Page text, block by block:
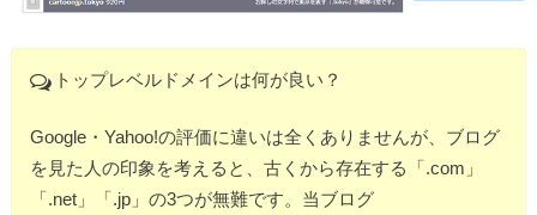
トップレベルドメインは何が良い？
Google・Yahoo!の評価に違いは全くありませんが、ブログ
を見た人の印象を考えると、古くから存在する「.com」
「.net」「.jp」の3つが無難です。当ブログ